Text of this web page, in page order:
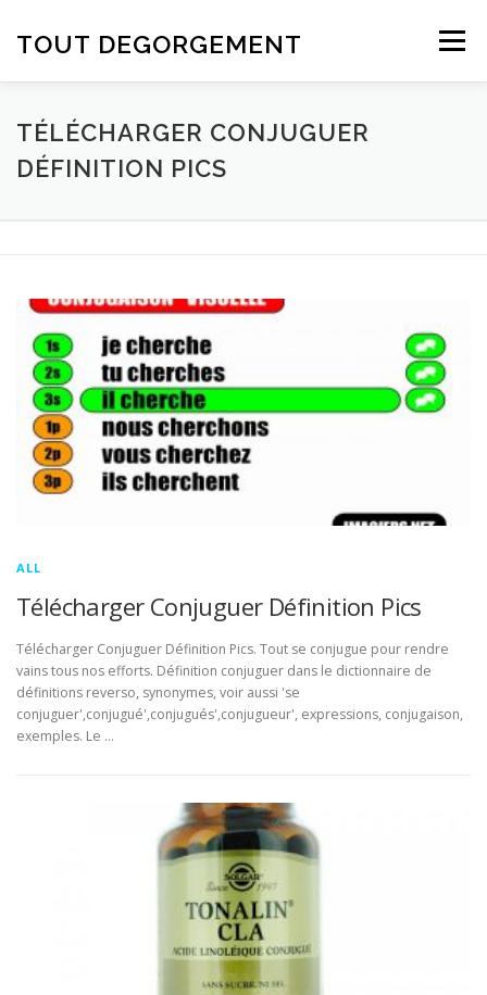
TOUT DEGORGEMENT Menu
TÉLÉCHARGER CONJUGUER
DÉFINITION PICS
ALL
Télécharger Conjuguer Définition Pics
Télécharger Conjuguer Définition Pics. Tout se conjugue pour rendre
vains tous nos efforts. Définition conjuguer dans le dictionnaire de
définitions reverso, synonymes, voir aussi 'se
conjuguer',conjugué',conjugués',conjugueur', expressions, conjugaison,
exemples. Le …